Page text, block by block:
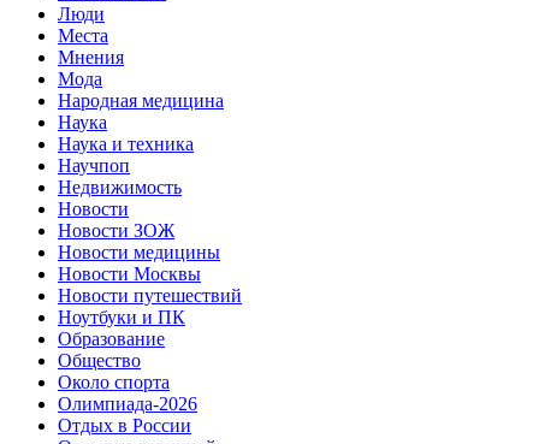
Люди
Места
Мнения
Мода
Народная медицина
Наука
Наука и техника
Научпоп
Недвижимость
Новости
Новости ЗОЖ
Новости медицины
Новости Москвы
Новости путешествий
Ноутбуки и ПК
Образование
Общество
Около спорта
Олимпиада-2026
Отдых в России